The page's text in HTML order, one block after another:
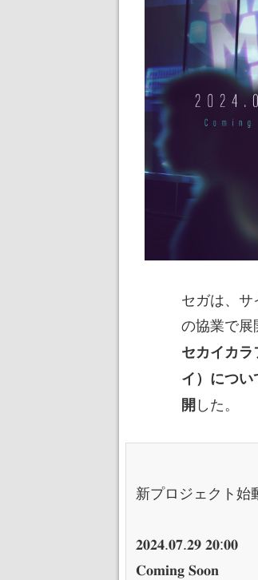
セガは、
の協業で
セカイカ
イ）につい
開した。
新プロジェクト始
𝟐𝟎𝟐𝟒.𝟎𝟕.𝟐𝟗 𝟐𝟎:𝟎𝟎
𝐂𝐨𝐦𝐢𝐧𝐠 𝐒𝐨𝐨𝐧